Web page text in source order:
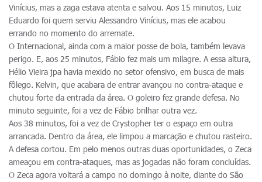
Vinícius, mas a zaga estava atenta e salvou. Aos 15 minutos, Luiz
Eduardo foi quem serviu Alessandro Vinícius, mas ele acabou
errando no momento do arremate.
O Internacional, ainda com a maior posse de bola, também levava
perigo. E, aos 25 minutos, Fábio fez mais um milagre. A essa altura,
Hélio Vieira jpa havia mexido no setor ofensivo, em busca de mais
fôlego. Kelvin, que acabara de entrar avançou no contra-ataque e
chutou forte da entrada da área. O goleiro fez grande defesa. No
minuto seguinte, foi a vez de Fábio brilhar outra vez.
Aos 38 minutos, foi a vez de Crystopher ter o espaço em outra
arrancada. Dentro da área, ele limpou a marcação e chutou rasteiro.
A defesa cortou. Em pelo menos outras duas oportunidades, o Zeca
ameaçou em contra-ataques, mas as jogadas não foram concluídas.
O Zeca agora voltará a campo no domingo à noite, diante do São